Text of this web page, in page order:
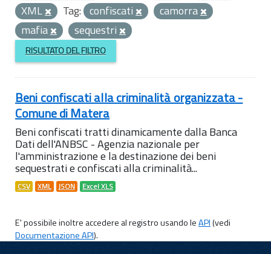
XML
Tag: confiscati
camorra
mafia
sequestri
RISULTATO DEL FILTRO
Beni confiscati alla criminalità organizzata -
Comune di Matera
Beni confiscati tratti dinamicamente dalla Banca
Dati dell'ANBSC - Agenzia nazionale per
l'amministrazione e la destinazione dei beni
sequestrati e confiscati alla criminalità...
CSV XML JSON Excel XLS
E' possibile inoltre accedere al registro usando leAPI(vedi
Documentazione API).